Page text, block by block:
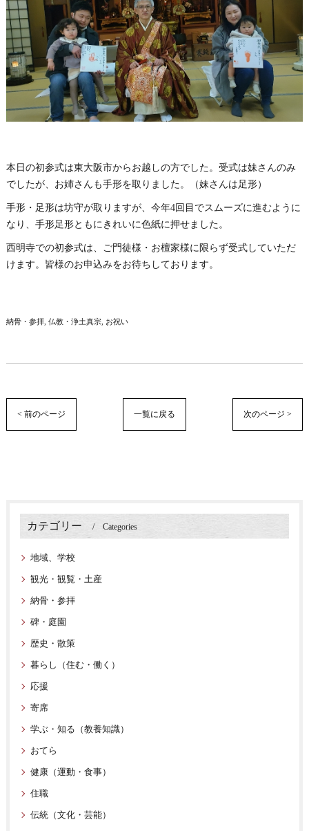
本日の初参式は東大阪市からお越しの方でした。受式は妹さんのみ
でしたが、お姉さんも手形を取りました。（妹さんは足形）
手形・足形は坊守が取りますが、今年4回目でスムーズに進むように
なり、手形足形ともにきれいに色紙に押せました。
西明寺での初参式は、ご門徒様・お檀家様に限らず受式していただ
けます。皆様のお申込みをお待ちしております。
納骨・参拝 仏教・浄土真宗 お祝い
< 前のページ 一覧に戻る 次のページ >
カテゴリー Categories
地域、学校
観光・観覧・土産
納骨・参拝
碑・庭園
歴史・散策
暮らし（住む・働く）
応援
寄席
学ぶ・知る（教養知識）
おてら
健康（運動・食事）
住職
伝統（文化・芸能）